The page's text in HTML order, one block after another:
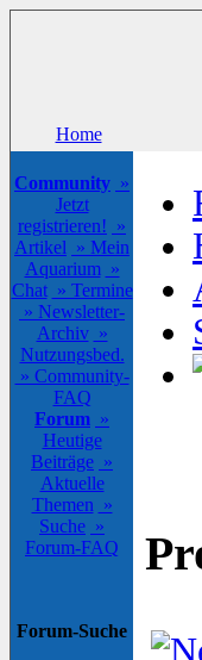
Home
Community »
Jetzt
registrieren! »
Artikel » Mein
Aquarium »
Chat » Termine
» Newsletter-
Archiv »
Nutzungsbed.
» Community-
FAQ
Forum »
Heutige
Beiträge »
Aktuelle
Themen »
Suche »
Forum-FAQ
Forum-Suche